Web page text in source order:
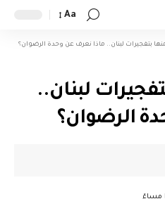
Aa
منها بتفجيرات لبنان.. ماذا نعرف عن وحدة الرضوان؟
لبنان..
الرضوان؟